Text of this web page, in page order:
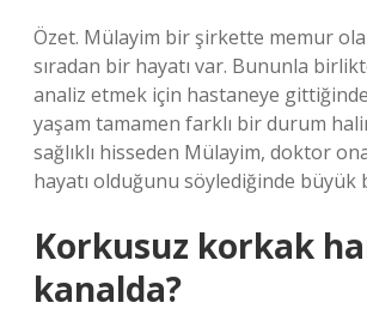
Özet. Mülayim bir şirkette memur
sıradan bir hayatı var. Bununla
analiz etmek için hastaneye
yaşam tamamen farklı bir durum
sağlıklı hisseden Mülayim, doktor
hayatı olduğunu söylediğinde büyük
Korkusuz korkak
kanalda?